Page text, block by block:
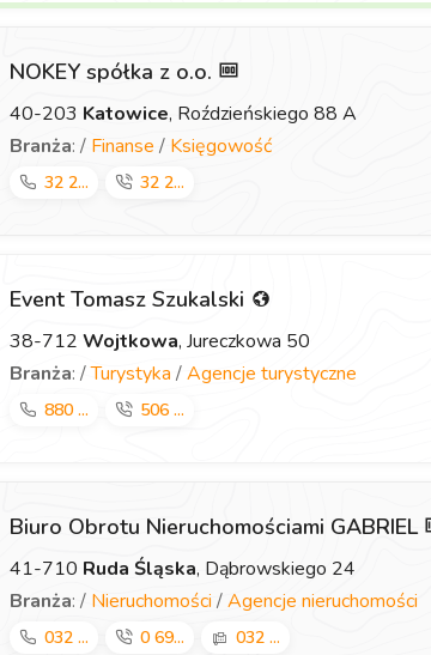
NOKEY spółka z o.o.
40-203 Katowice, Roździeńskiego 88 A
Branża: / Finanse / Księgowość
32 2... 32 2...
Event Tomasz Szukalski
38-712 Wojtkowa, Jureczkowa 50
Branża: /Turystyka /Agencje turystyczne
880 ... 506 ...
Biuro Obrotu Nieruchomościami GABRIEL
41-710 Ruda Śląska, Dąbrowskiego 24
Branża: / Nieruchomości /Agencje nieruchomości
032 ... 0 69... 032 ...